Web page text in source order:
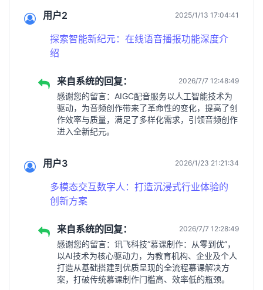
用户2 2025/1/13 17:04:41
探索智能新纪元：在线语音播报功能深度介
绍
来自系统的回复： 2026/7/7 12:48:49
感谢您的留言：AIGC配音服务以人工智能技术为
驱动，为音频创作带来了革命性的变化，提高了创
作效率与质量，满足了多样化需求，引领音频创作
进入全新纪元。
用户3 2026/1/23 21:21:34
多模态交互数字人：打造沉浸式行业体验的
创新方案
来自系统的回复： 2026/7/7 12:28:49
感谢您的留言：讯飞科技“慕课制作：从零到优”，
以AI技术为核心驱动力，为教育机构、企业及个人
打造从基础搭建到优质呈现的全流程慕课解决方
案，打破传统慕课制作门槛高、效率低的瓶颈。